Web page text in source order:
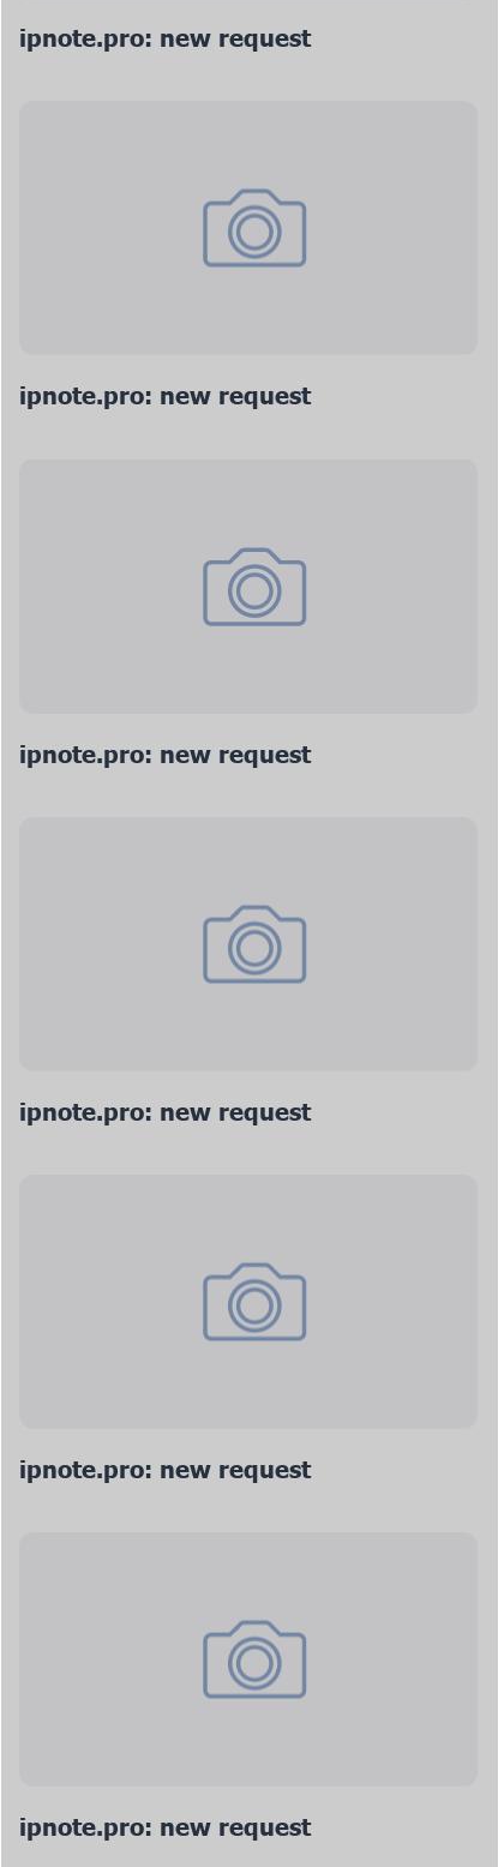
ipnote.pro: new request
ipnote.pro: new request
ipnote.pro: new request
ipnote.pro: new request
ipnote.pro: new request
ipnote.pro: new request